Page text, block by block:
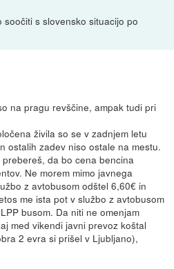
s slovensko situacijo po
na pragu revščine, ampak tudi pri
živila so se v zadnjem letu
ostalih zadev niso ostale na mestu.
da bo cena bencina
Ne morem mimo javnega
z avtobusom odštel 6,60€ in
me ista pot v službo z avtobusom
busom. Da niti ne omenjam
med vikendi javni prevoz koštal
2 evra si prišel v Ljubljano),